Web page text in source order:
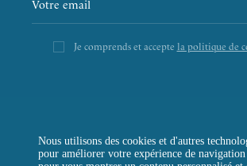
Nous utilisons des cookies et d'autres
pour améliorer votre expérience de
Je comprends et accepte la politique de